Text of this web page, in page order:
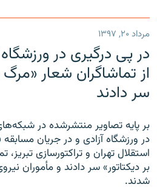
مرداد ۲۰, ۱۳۹۷
در پی درگیری در
از تماشاگران شعار «مرگ
سر دادند
بر پایه تصاویر منتشرشده در
در ورزشگاه آزادی و در جریان مسابقه
استقلال تهران و تراکتورسازی
بر دیکتاتور» سر دادند و مأموران
شدند.